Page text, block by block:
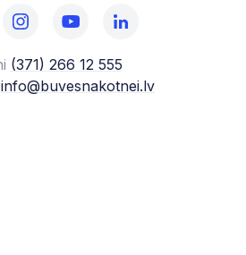
(371) 266 12 555‬
info@buvesnakotnei.lv